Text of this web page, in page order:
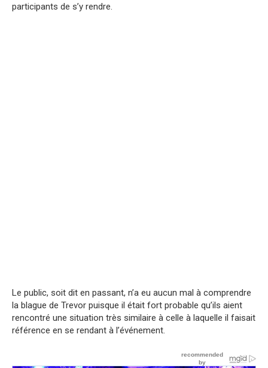
participants de s’y rendre.
Le public, soit dit en passant, n’a eu aucun mal à comprendre
la blague de Trevor puisque il était fort probable qu’ils aient
rencontré une situation très similaire à celle à laquelle il faisait
référence en se rendant à l’événement.